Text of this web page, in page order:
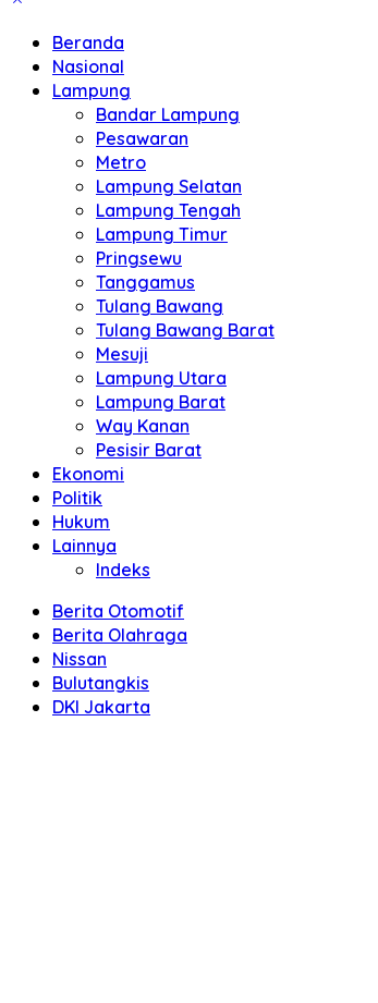
Beranda
Nasional
Lampung
Bandar Lampung
Pesawaran
Metro
Lampung Selatan
Lampung Tengah
Lampung Timur
Pringsewu
Tanggamus
Tulang Bawang
Tulang Bawang Barat
Mesuji
Lampung Utara
Lampung Barat
Way Kanan
Pesisir Barat
Ekonomi
Politik
Hukum
Lainnya
Indeks
Berita Otomotif
Berita Olahraga
Nissan
Bulutangkis
DKI Jakarta